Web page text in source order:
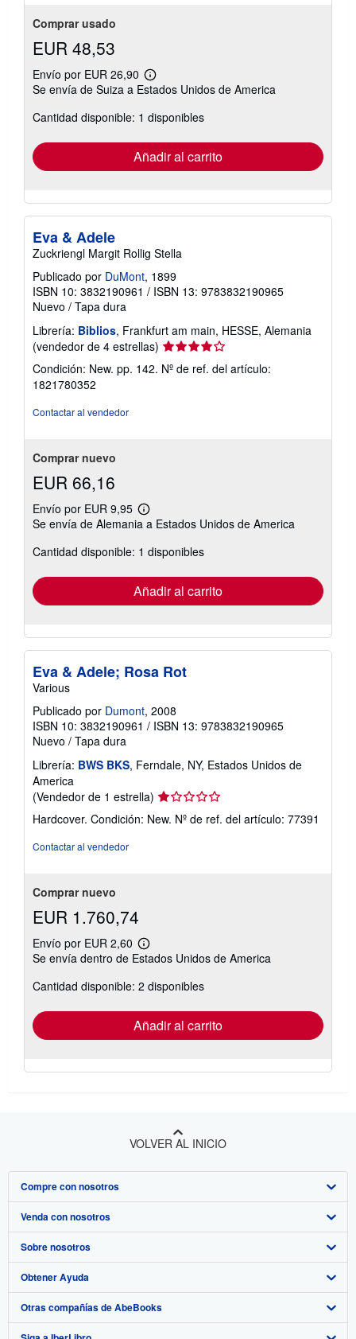
Comprar usado
EUR 48,53
Envío por EUR 26,90
Más
información
las
tarifas
envío
Se envía de Suiza a Estados Unidos de America
Cantidad disponible: 1 disponibles
Añadir al carrito
Eva & Adele
Zuckriengl Margit Rollig Stella
Publicado por DuMont, 1899
ISBN 10: 3832190961 / ISBN 13: 9783832190965
Nuevo / Tapa dura
Librería: Biblios, Frankfurt am main, HESSE, Alemania
(vendedor de 4 estrellas) Calificación
del
vendedor:
Condición: New. pp. 142. Nº de ref. del artículo:
1821780352
Contactar al vendedor
Comprar nuevo
EUR 66,16
Envío por EUR 9,95
Más
información
las
tarifas
envío
Se envía de Alemania a Estados Unidos de America
Cantidad disponible: 1 disponibles
Añadir al carrito
Eva & Adele; Rosa Rot
Various
Publicado por Dumont, 2008
ISBN 10: 3832190961 / ISBN 13: 9783832190965
Nuevo / Tapa dura
Librería: BWS BKS, Ferndale, NY, Estados Unidos de
America
(Vendedor de 1 estrella) Calificación
vendedor:
Hardcover. Condición: New. Nº de ref. del artículo: 77391
Contactar al vendedor
Comprar nuevo
EUR 1.760,74
Envío por EUR 2,60
Más
información
las
tarifas
envío
Se envía dentro de Estados Unidos de America
Cantidad disponible: 2 disponibles
Añadir al carrito
VOLVER AL INICIO
Compre con nosotros
Búsqueda avanzada
Colecciones
Mi cuenta
Mis pedidos
Venda con nosotros
Comenzar a vender
Únase a nuestro programa de afiliados
Recomiende un vendedor
Sobre nosotros
Sobre IberLibro
Medios
Obtener Ayuda
Preguntas frecuentes y guías
Otras compañías de AbeBooks